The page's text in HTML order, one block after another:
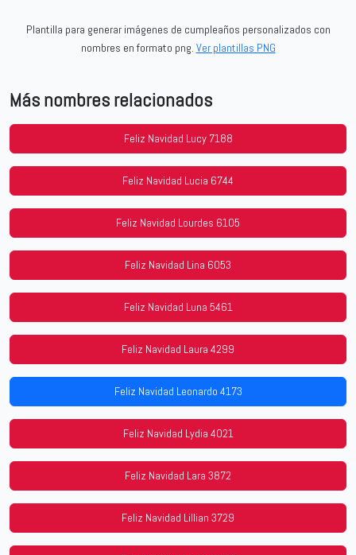
Plantilla para generar imágenes de cumpleaños personalizados con
nombres en formato png. Ver plantillas PNG
Más nombres relacionados
Feliz Navidad Lucy 7188
Feliz Navidad Lucia 6744
Feliz Navidad Lourdes 6105
Feliz Navidad Lina 6053
Feliz Navidad Luna 5461
Feliz Navidad Laura 4299
Feliz Navidad Leonardo 4173
Feliz Navidad Lydia 4021
Feliz Navidad Lara 3872
Feliz Navidad Lillian 3729